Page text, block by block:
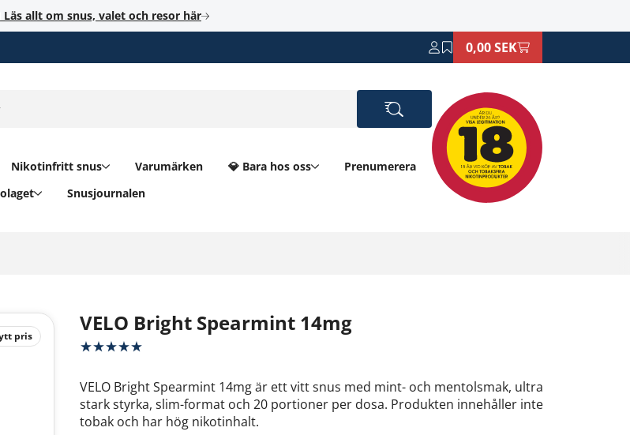
Läs allt om snus, valet och resor här
0,00 SEK
Nikotinfritt snus Varumärken 💎 Bara hos oss
Prenumerera
Snusjournalen
pris
VELO Bright Spearmint 14mg
VELO Bright Spearmint 14mg är ett vitt snus med mint- och mentolsmak, ultra
stark styrka, slim-format och 20 portioner per dosa. Produkten innehåller inte
tobak och har hög nikotinhalt.